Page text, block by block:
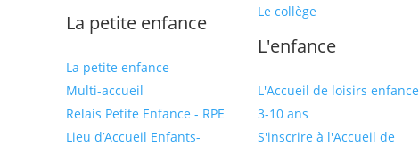
La petite enfance
La petite enfance
Multi-accueil
Relais Petite Enfance - RPE
Lieu d’Accueil Enfants-
Le collège
L'enfance
L'Accueil de loisirs enfance
3-10 ans
S'inscrire à l'Accueil de